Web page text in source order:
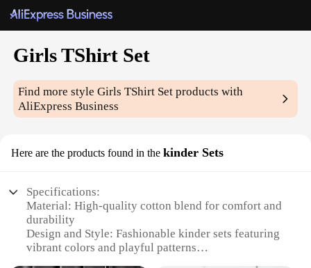
Girls TShirt Set
Find more styleGirls TShirt Set products with
AliExpress Business
Here are the products found in the kinder Sets
Specifications:
Material: High-quality cotton blend for comfort and
durability
Design and Style: Fashionable kinder sets featuring
vibrant colors and playful patterns